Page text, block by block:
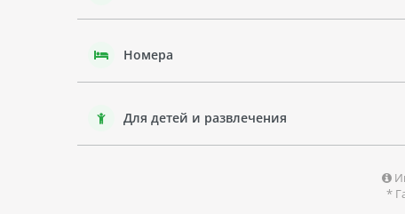
Номера
Для детей и развлечения
*